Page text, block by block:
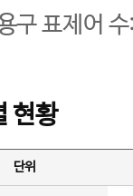
구 표제어
현황
단위